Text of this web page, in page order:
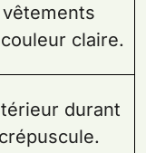
claire.
durant